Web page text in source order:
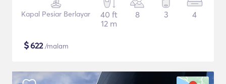
Kapal Pesiar Berlayar
40 ft
12 m
8 3 4
$622/malam